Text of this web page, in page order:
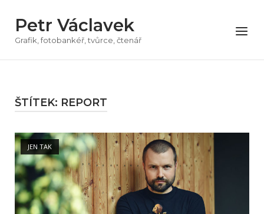
obsah
Petr Václavek
Grafik, fotobankéř, tvůrce, čtenář
Menu
ŠTÍTEK: REPORT
JEN TAK
Open post